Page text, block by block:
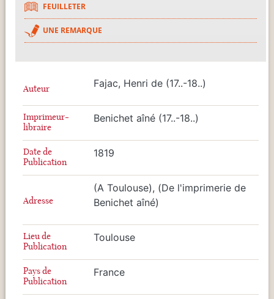
FEUILLETER
UNE REMARQUE
Auteur Fajac, Henri de (17..-18..)
Imprimeur-
libraire
Benichet aîné (17..-18..)
Date de
Publication
1819
Adresse
(A Toulouse), (De l'imprimerie de
Benichet aîné)
Lieu de
Publication
Toulouse
Pays de
Publication
France